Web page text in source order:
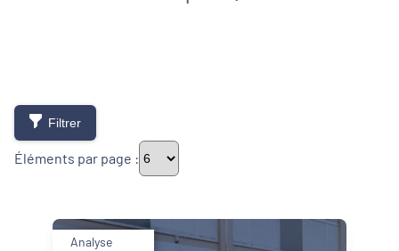
Filtrer
Éléments par page :
Thématiques
Analyse